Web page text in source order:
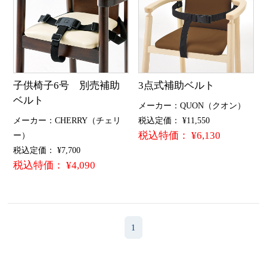
子供椅子6号 別売補助
ベルト
メーカー：CHERRY（チェリ
ー）
税込定価： ¥7,700
税込特価： ¥4,090
3点式補助ベルト
メーカー：QUON（クオン）
税込定価： ¥11,550
税込特価： ¥6,130
1